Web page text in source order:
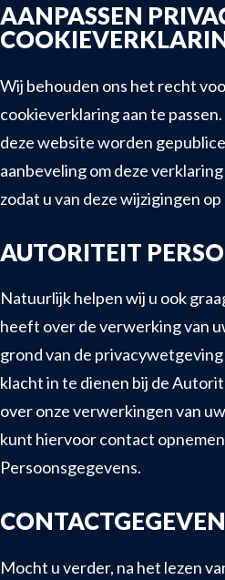
AANPASSEN
Wij behouden ons het recht
cookieverklaring aan te
deze website worden
aanbeveling om deze
zodat u van deze wijzigingen
AUTORITEIT
Natuurlijk helpen wij u ook
heeft over de verwerking van
grond van de
klacht in te dienen bij de
over onze verwerkingen van
kunt hiervoor contact
Persoonsgegevens.
Mocht u verder, na het lezen